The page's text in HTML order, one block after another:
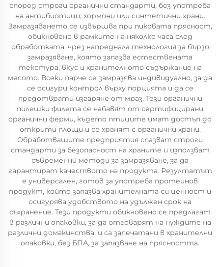
според строги органични стандарти, без употреба
на антибиотици, хормони или синтетични храни.
Замразяването се извършва при пиковата прясност,
обикновено в рамките на няколко часа след
обработката, чрез напреднала технология за бързо
замразяване, която запазва естествената
текстура, вкус и хранителното съдържание на
месото. Всеки парче се замразява индивидуално, за да
се осигури контрол върху порцията и да се
предотврати изгаряне от мраз. Тези органични
пилешки филета се набавят от сертифицирани
органични ферми, където птиците имат достъп до
открити площи и се хранят с органични храни.
Обработващите предприятия спазват строги
стандарти за безопасност на храните и използват
съвременни методи за замразяване, за да
гарантират качеството на продукта. Резултатът
е универсален, готов за употреба протеинов
продукт, който запазва хранителната си ценност и
осигурява удобството на удължен срок на
съхранение. Тези продукти обикновено се предлагат
в различни опаковки, за да отговарят на нуждите на
различни домакинства, и са запечатани в хранителни
опаковки, без БПА, за запазване на прясността.